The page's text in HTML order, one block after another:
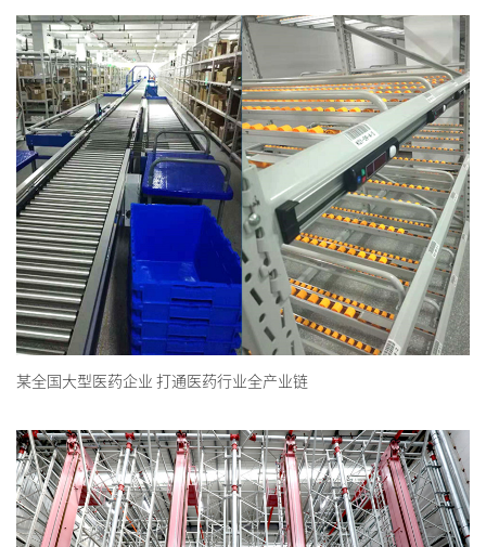
某全国大型医药企业 打通医药行业全产业链